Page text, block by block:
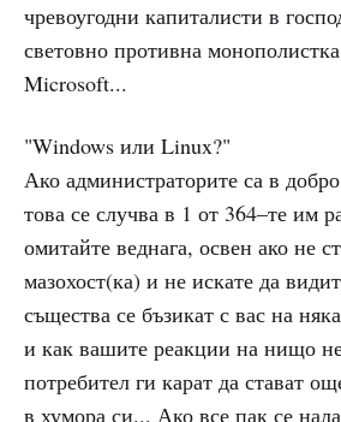
чревоугодни капиталисти в
световно противна
Microsoft...
"Windows или Linux?"
Ако администраторите са в
това се случва в 1 от 364–те им
омитайте веднага, освен ако не
мазохост(ка) и не искате да
същества се бъзикат с вас на
и как вашите реакции на нищо
потребител ги карат да стават
в хумора си... Ако все пак се